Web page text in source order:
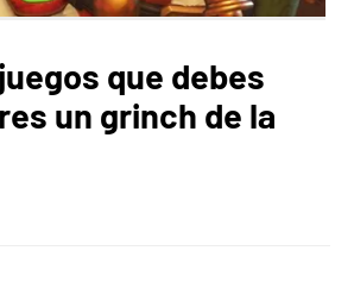
que debes
un grinch de la